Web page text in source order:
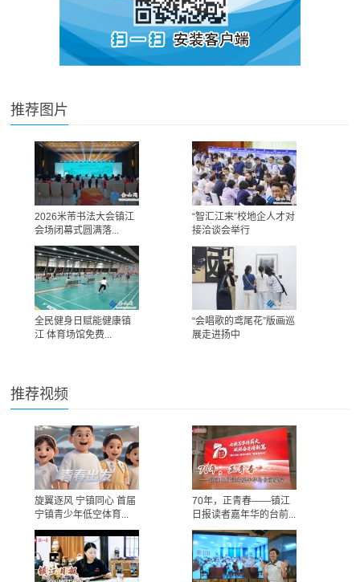
推荐图片
2026米芾书法大会镇江
会场闭幕式圆满落...
“智汇江来”校地企人才对
接洽谈会举行
全民健身日赋能健康镇
江 体育场馆免费...
“会唱歌的鸢尾花”版画巡
展走进扬中
推荐视频
旋翼逐风 宁镇同心 首届
宁镇青少年低空体育...
70年，正青春——镇江
日报读者嘉年华的台前...